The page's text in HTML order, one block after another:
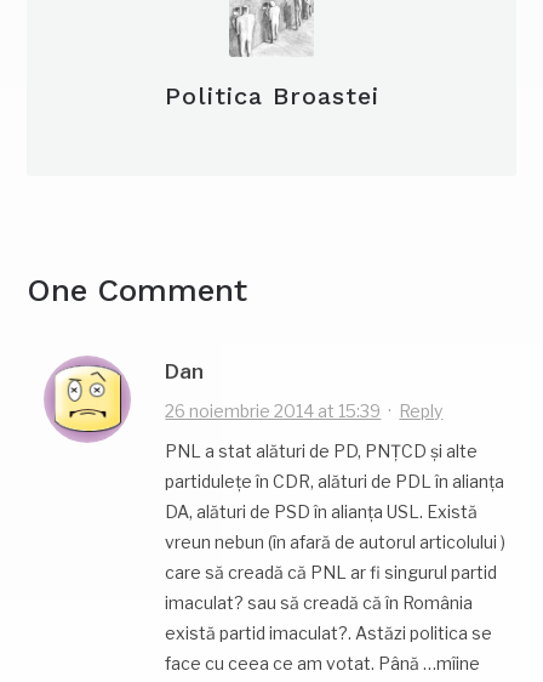
Politica Broastei
One Comment
Dan
26 noiembrie 2014 at 15:39 · Reply
PNL a stat alături de PD, PNŢCD şi alte
partiduleţe în CDR, alături de PDL în alianţa
DA, alături de PSD în alianţa USL. Există
vreun nebun (în afară de autorul articolului )
care să creadă că PNL ar fi singurul partid
imaculat? sau să creadă că în România
există partid imaculat?. Astăzi politica se
face cu ceea ce am votat. Până …mîine